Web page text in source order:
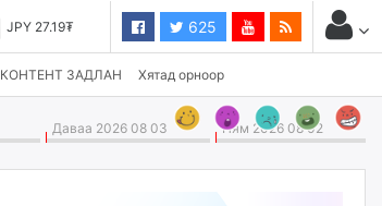
JPY 27.19₮ 625
КОНТЕНТ ЗАДЛАН Хятад орноор
Даваа 2026 08 03 Ням 2026 08 02